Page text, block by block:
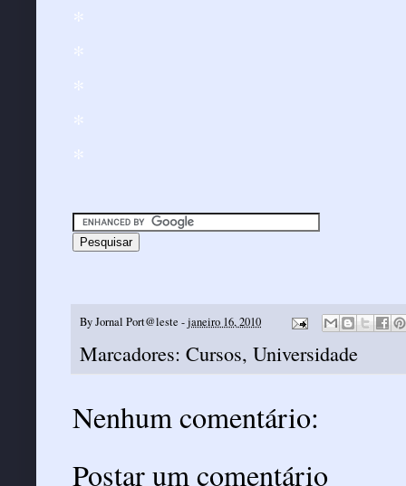
*
*
*
*
*
ByJornal Port@leste -janeiro 16, 2010
Marcadores: Cursos, Universidade
Nenhum comentário:
Postar um comentário